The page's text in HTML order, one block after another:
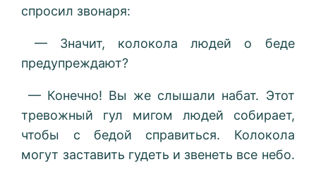
спросил звонаря:
— Значит, колокола людей о беде
предупреждают?
— Конечно! Вы же слышали набат. Этот
тревожный гул мигом людей собирает,
чтобы с бедой справиться. Колокола
могут заставить гудеть и звенеть все небо.